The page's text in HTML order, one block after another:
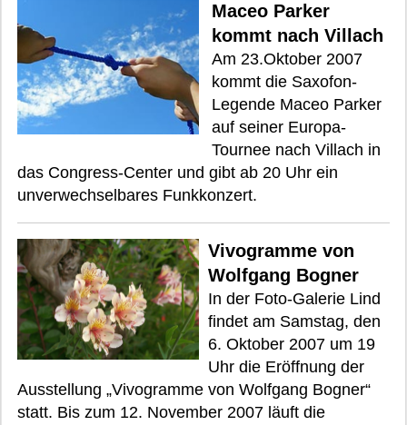
Maceo Parker
kommt nach Villach
Am 23.Oktober 2007
kommt die Saxofon-
Legende Maceo Parker
auf seiner Europa-
Tournee nach Villach in
das Congress-Center und gibt ab 20 Uhr ein
unverwechselbares Funkkonzert.
Vivogramme von
Wolfgang Bogner
In der Foto-Galerie Lind
findet am Samstag, den
6. Oktober 2007 um 19
Uhr die Eröffnung der
Ausstellung „Vivogramme von Wolfgang Bogner“
statt. Bis zum 12. November 2007 läuft die